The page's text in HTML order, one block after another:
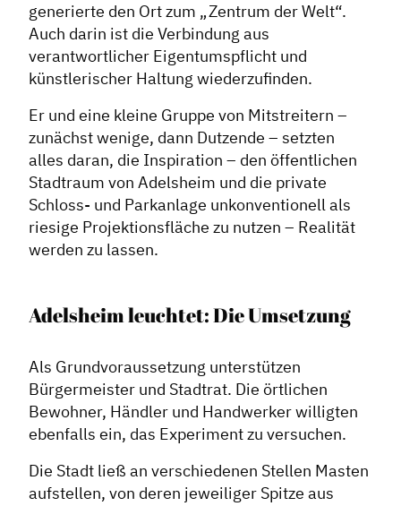
generierte den Ort zum „Zentrum der Welt“.
Auch darin ist die Verbindung aus
verantwortlicher Eigentumspflicht und
künstlerischer Haltung wiederzufinden.
Er und eine kleine Gruppe von Mitstreitern –
zunächst wenige, dann Dutzende – setzten
alles daran, die Inspiration – den öffentlichen
Stadtraum von Adelsheim und die private
Schloss- und Parkanlage unkonventionell als
riesige Projektionsfläche zu nutzen – Realität
werden zu lassen.
Adelsheim leuchtet: Die Umsetzung
Als Grundvoraussetzung unterstützen
Bürgermeister und Stadtrat. Die örtlichen
Bewohner, Händler und Handwerker willigten
ebenfalls ein, das Experiment zu versuchen.
Die Stadt ließ an verschiedenen Stellen Masten
aufstellen, von deren jeweiliger Spitze aus